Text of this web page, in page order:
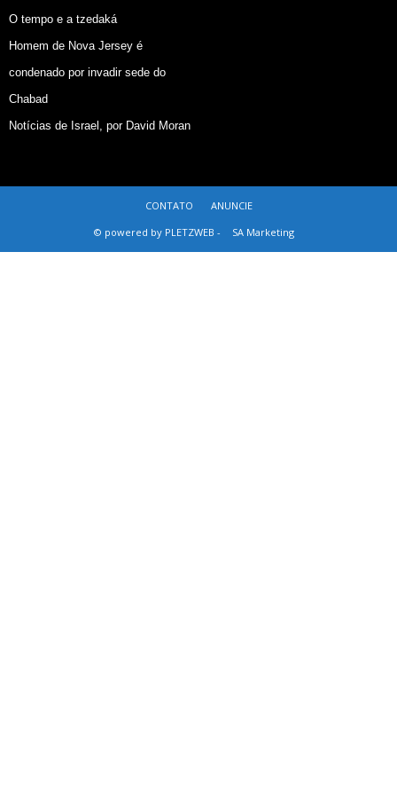
O tempo e a tzedaká
Homem de Nova Jersey é
condenado por invadir sede do
Chabad
Notícias de Israel, por David Moran
CONTATO
ANUNCIE
© powered by PLETZWEB -
SA Marketing